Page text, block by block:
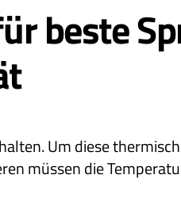
beste
Um diese
müssen die